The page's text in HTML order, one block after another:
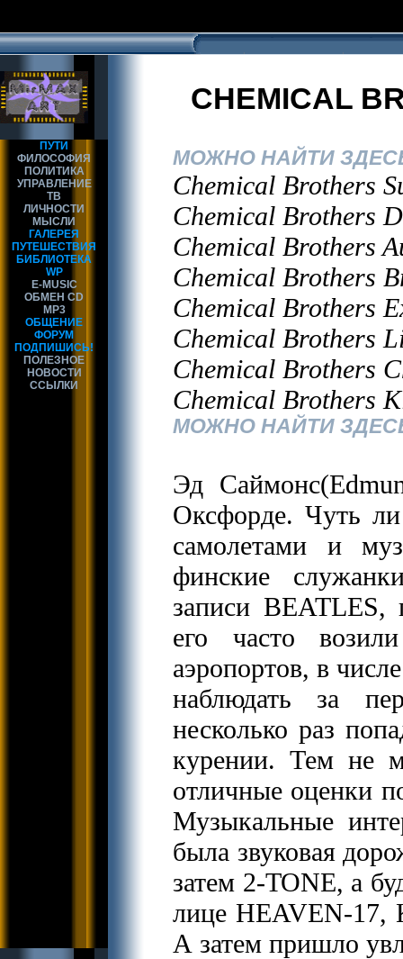
ПУТИ
ФИЛОСОФИЯ
ПОЛИТИКА
УПРАВЛЕНИЕ
ТВ
ЛИЧНОСТИ
МЫСЛИ
ГАЛЕРЕЯ
ПУТЕШЕСТВИЯ
БИБЛИОТЕКА
WP
E-MUSIC
ОБМЕН CD
MP3
ОБЩЕНИЕ
ФОРУМ
ПОДПИШИСЬ!
ПОЛЕЗНОЕ
НОВОСТИ
ССЫЛКИ
CHEMICAL
МОЖНО НАЙТИ
Chemical Brothers
Chemical Brothers
Chemical Brothers
Chemical Brothers
Chemical Brothers
Chemical Brothers
Chemical Brothers
Chemical Brothers
МОЖНО НАЙТИ
Эд
Оксфорде. Чуть ли
самолетами и
финские
записи BEATLES,
его часто
аэропортов, в
наблюдать за
несколько раз
курении. Тем не
отличные оценки
Музыкальные
была звуковая
затем 2-TONE, а
лице HEAVEN-
А затем пришло